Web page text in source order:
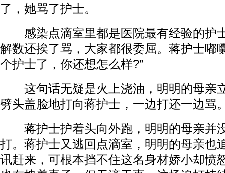
了，她骂了护士。
感染点滴室里都是医院最有经验的护
解数还挨了骂，大家都很委屈。蒋护士嘟
个护士了，你还想怎么样?”
这句话无疑是火上浇油，明明的母亲
劈头盖脸地打向蒋护士，一边打还一边骂
蒋护士护着头向外跑，明明的母亲并
打。蒋护士又逃回点滴室，明明的母亲也
讯赶来，可根本挡不住这名身材娇小却愤